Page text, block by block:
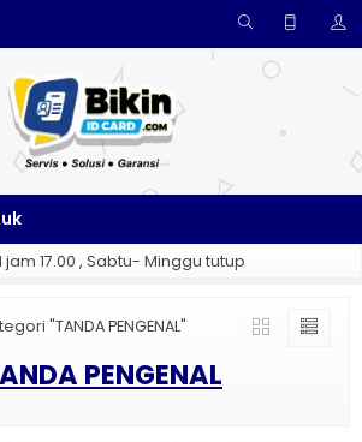
17.00 , Sabtu- Minggu tutup
"TANDA PENGENAL"
PENGENAL